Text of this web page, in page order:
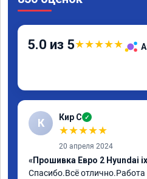
5.0 из 5★★★★★
К Кир С ✓
★★★★★
20 апреля 2024
«Прошивка Евро 2 Hyundai
Спасибо.Всё